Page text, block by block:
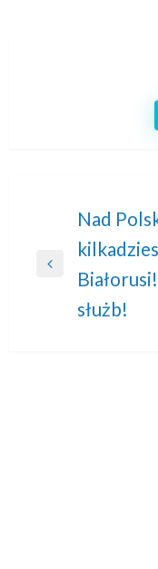
wpisu
Previous
Nad
służb!